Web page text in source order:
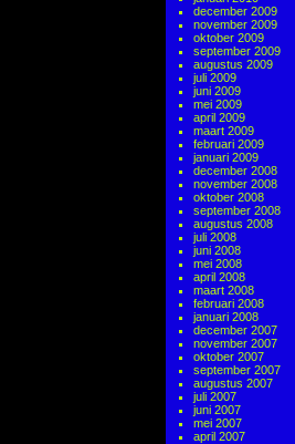
december 2009
november 2009
oktober 2009
september 2009
augustus 2009
juli 2009
juni 2009
mei 2009
april 2009
maart 2009
februari 2009
januari 2009
december 2008
november 2008
oktober 2008
september 2008
augustus 2008
juli 2008
juni 2008
mei 2008
april 2008
maart 2008
februari 2008
januari 2008
december 2007
november 2007
oktober 2007
september 2007
augustus 2007
juli 2007
juni 2007
mei 2007
april 2007